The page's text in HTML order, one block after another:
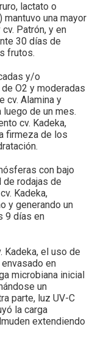
lactato o
mantuvo una mayor
Patrón, y en
30 días de
frutos.
y/o
O2 y moderadas
cv. Alamina y
luego de un mes.
cv. Kadeka,
firmeza de los
con bajo
de rodajas de
Kadeka,
y generando un
9 días en
Kadeka, el uso de
en
microbiana inicial
un
parte, luz UV-C
la carga
extendiendo